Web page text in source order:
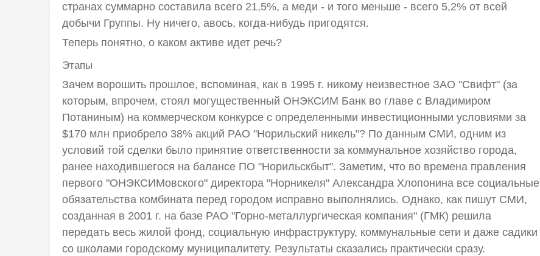
странах суммарно составила всего 21,5%, а меди - и того меньше - всего 5,2% от всей
добычи Группы. Ну ничего, авось, когда-нибудь пригодятся.
Теперь понятно, о каком активе идет речь?
Этапы
Зачем ворошить прошлое, вспоминая, как в 1995 г. никому неизвестное ЗАО "Свифт" (за
которым, впрочем, стоял могущественный ОНЭКСИМ Банк во главе с Владимиром
Потаниным) на коммерческом конкурсе с определенными инвестиционными условиями за
$170 млн приобрело 38% акций РАО "Норильский никель"? По данным СМИ, одним из
условий той сделки было принятие ответственности за коммунальное хозяйство города,
ранее находившегося на балансе ПО "Норильскбыт". Заметим, что во времена правления
первого "ОНЭКСИМовского" директора "Норникеля" Александра Хлопонина все социальные
обязательства комбината перед городом исправно выполнялись. Однако, как пишут СМИ,
созданная в 2001 г. на базе РАО "Горно-металлургическая компания" (ГМК) решила
передать весь жилой фонд, социальную инфраструктуру, коммунальные сети и даже садики
со школами городскому муниципалитету. Результаты сказались практически сразу.